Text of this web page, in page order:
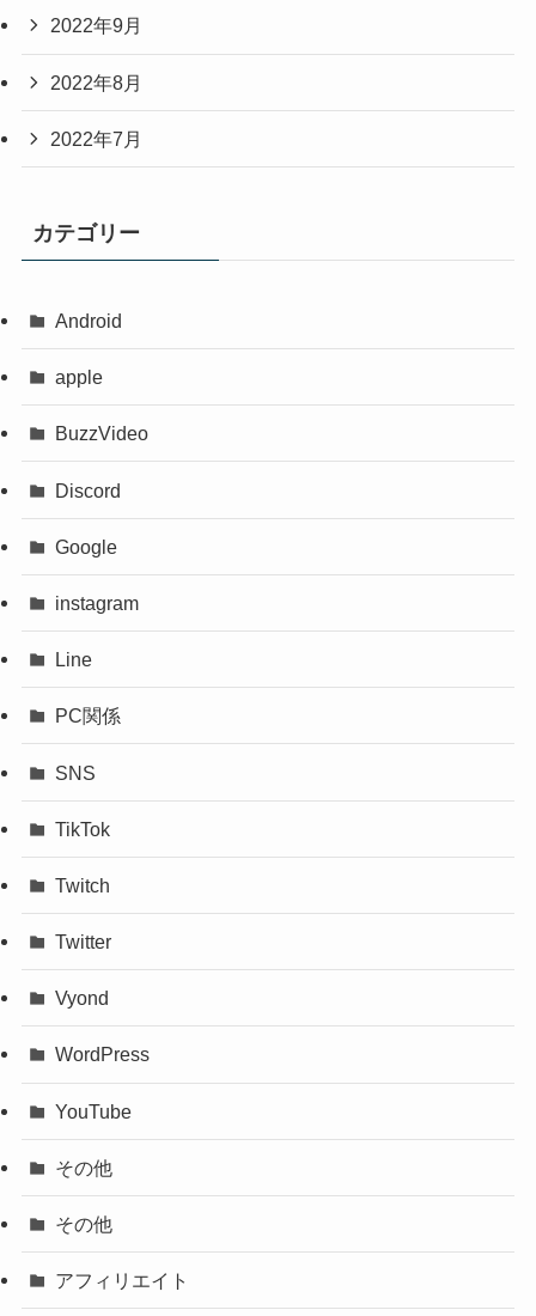
2022年9月
2022年8月
2022年7月
カテゴリー
Android
apple
BuzzVideo
Discord
Google
instagram
Line
PC関係
SNS
TikTok
Twitch
Twitter
Vyond
WordPress
YouTube
その他
その他
アフィリエイト